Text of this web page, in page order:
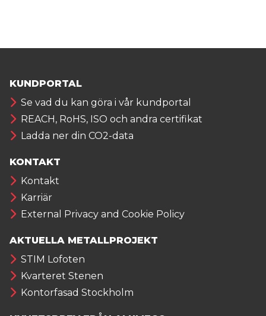
KUNDPORTAL
Se vad du kan göra i vår kundportal
REACH, RoHS, ISO och andra certifikat
Ladda ner din CO2-data
KONTAKT
Kontakt
Karriär
External Privacy and Cookie Policy
AKTUELLA METALLPROJEKT
STIM Lofoten
Kvarteret Stenen
Kontorfasad Stockholm